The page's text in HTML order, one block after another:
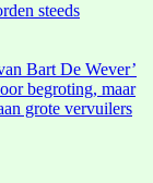
steeds
Bart De Wever’
begroting, maar
grote vervuilers